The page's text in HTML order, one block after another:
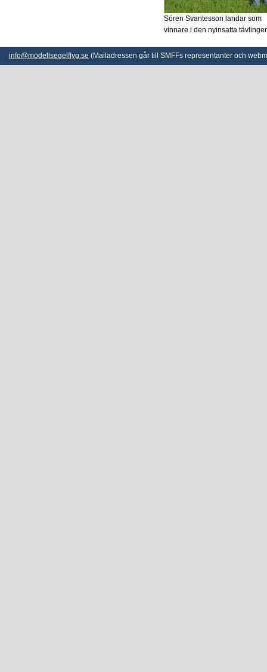
Sören Svantesson landar som
vinnare i den nyinsatta
info@modellsegelflyg.se (Mailadressen går till SMFFs representanter och